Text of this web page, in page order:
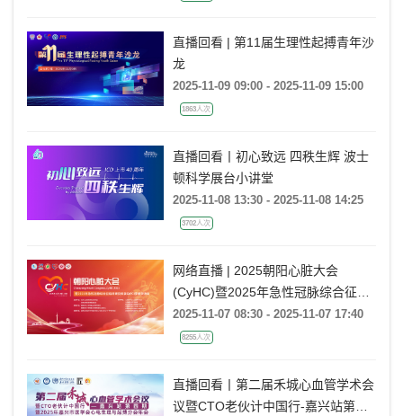
直播回看 | 第11届生理性起搏青年沙
龙
2025-11-09 09:00 - 2025-11-09 15:00
1863人次
直播回看丨初心致远 四秩生辉 波士
顿科学展台小讲堂
2025-11-08 13:30 - 2025-11-08 14:25
3702人次
网络直播 | 2025朝阳心脏大会
(CyHC)暨2025年急性冠脉综合征临
床研究和复杂PCI学术交流会
2025-11-07 08:30 - 2025-11-07 17:40
8255人次
直播回看丨第二届禾城心血管学术会
议暨CTO老伙计中国行-嘉兴站第四